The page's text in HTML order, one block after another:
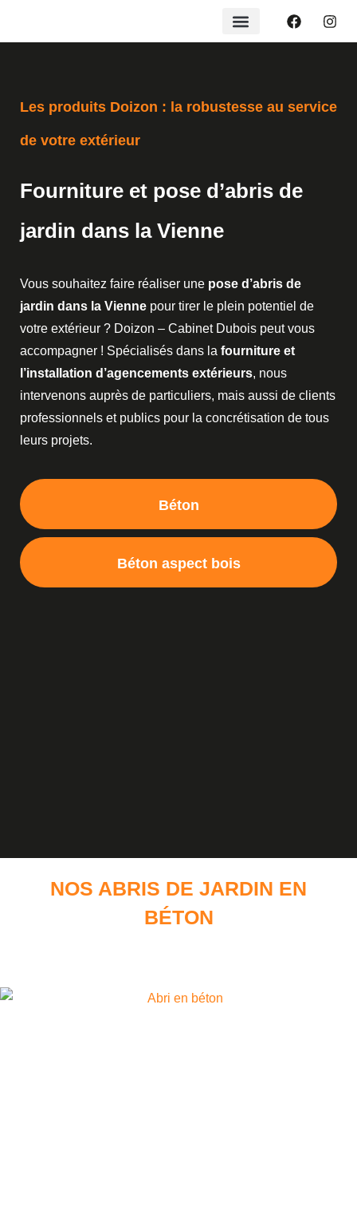
Les produits Doizon : la robustesse au service
de votre extérieur
Fourniture et pose d’abris de
jardin dans la Vienne
Vous souhaitez faire réaliser une pose d’abris de
jardin dans la Vienne pour tirer le plein potentiel de
votre extérieur ? Doizon – Cabinet Dubois peut vous
accompagner ! Spécialisés dans la fourniture et
l’installation d’agencements extérieurs, nous
intervenons auprès de particuliers, mais aussi de clients
professionnels et publics pour la concrétisation de tous
leurs projets.
Béton
Béton aspect bois
NOS ABRIS DE JARDIN EN
BÉTON